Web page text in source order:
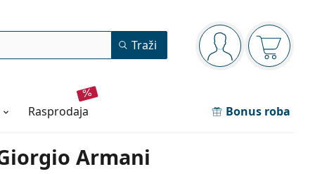
Navigacijska ploča
ste prijavljeni
Traži
rasprodaja Bonus roba
Armani